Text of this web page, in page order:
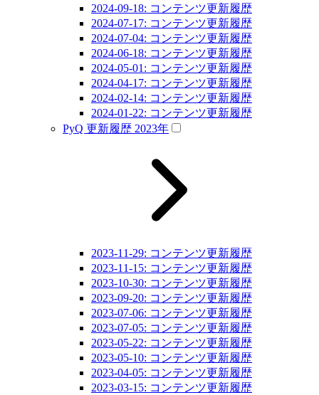
2024-09-18: コンテンツ更新履歴
2024-07-17: コンテンツ更新履歴
2024-07-04: コンテンツ更新履歴
2024-06-18: コンテンツ更新履歴
2024-05-01: コンテンツ更新履歴
2024-04-17: コンテンツ更新履歴
2024-02-14: コンテンツ更新履歴
2024-01-22: コンテンツ更新履歴
PyQ 更新履歴 2023年
2023-11-29: コンテンツ更新履歴
2023-11-15: コンテンツ更新履歴
2023-10-30: コンテンツ更新履歴
2023-09-20: コンテンツ更新履歴
2023-07-06: コンテンツ更新履歴
2023-07-05: コンテンツ更新履歴
2023-05-22: コンテンツ更新履歴
2023-05-10: コンテンツ更新履歴
2023-04-05: コンテンツ更新履歴
2023-03-15: コンテンツ更新履歴